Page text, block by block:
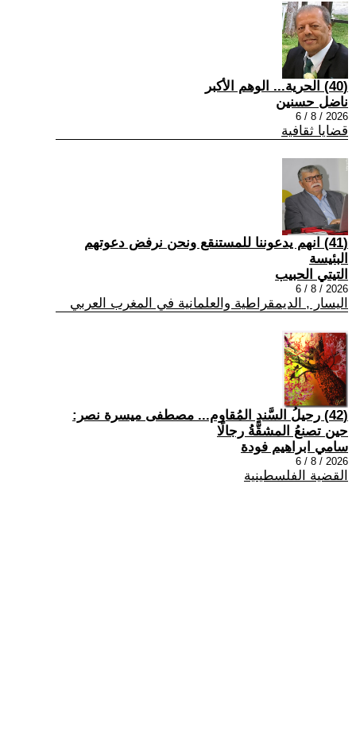
(40) الحرية... الوهم الأكبر
ناضل حسنين
2026 / 8 / 6
قضايا ثقافية
(41) انهم يدعوننا للمستنقع ونحن نرفض دعوتهم
البئيسة
التيتي الحبيب
2026 / 8 / 6
اليسار , الديمقراطية والعلمانية في المغرب العربي
(42) رحيلُ السَّندِ المُقاوم... مصطفى ميسرة نصر:
حين تصنعُ المشقَّةُ رجالًا
سامي ابراهيم فودة
2026 / 8 / 6
القضية الفلسطينية